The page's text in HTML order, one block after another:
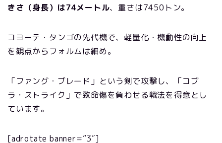
きさ（身長）は74メートル、重さは7450トン。
コヨーテ・タンゴの先代機で、軽量化・機動性の向上
を観点からフォルムは細め。
「ファング・ブレード」という剣で攻撃し、「コブ
ラ・ストライク」で致命傷を負わせる戦法を得意とし
ています。
[adrotate banner=”3″]